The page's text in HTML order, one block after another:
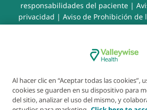
responsabilidades del paciente|
privacidad | Aviso de Prohibición de
Al hacer clic en “Aceptar todas las cookies”,
cookies se guarden en su dispositivo para
del sitio, analizar el uso del mismo, y